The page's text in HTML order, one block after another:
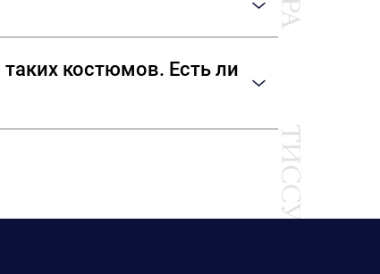
костюмов. Есть ли